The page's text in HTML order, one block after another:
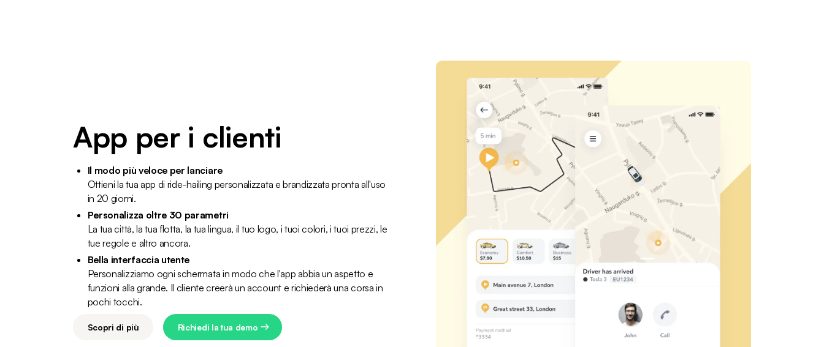
App per i clienti
Il modo più veloce per lanciare
Ottieni la tua app di ride-hailing personalizzata e brandizzata pronta all'uso
in 20 giorni.
Personalizza oltre 30 parametri
La tua città, la tua flotta, la tua lingua, il tuo logo, i tuoi colori, i tuoi prezzi, le
tue regole e altro ancora.
Bella interfaccia utente
Personalizziamo ogni schermata in modo che l'app abbia un aspetto e
funzioni alla grande. Il cliente creerà un account e richiederà una corsa in
pochi tocchi.
Scopri di più Richiedi la tua demo